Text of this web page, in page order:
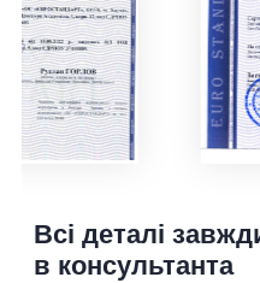
Всі деталі
в консультанта